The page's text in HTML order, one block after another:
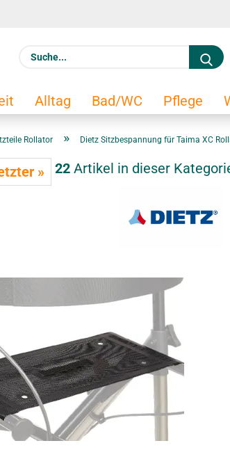
S
c
h
e
.
Alltag Bad/WC Pflege
Rollator » Dietz Sitzbespannung für Taima XC
» 22 Artikel in dieser